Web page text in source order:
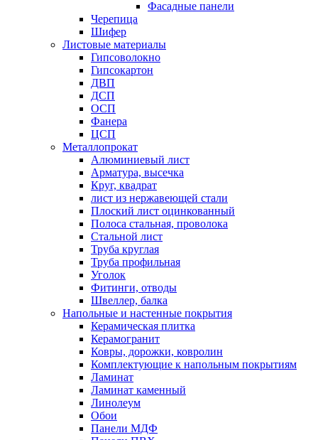
Фасадные панели
Черепица
Шифер
Листовые материалы
Гипсоволокно
Гипсокартон
ДВП
ДСП
ОСП
Фанера
ЦСП
Металлопрокат
Алюминиевый лист
Арматура, высечка
Круг, квадрат
лист из нержавеющей стали
Плоский лист оцинкованный
Полоса стальная, проволока
Стальной лист
Труба круглая
Труба профильная
Уголок
Фитинги, отводы
Швеллер, балка
Напольные и настенные покрытия
Керамическая плитка
Керамогранит
Ковры, дорожки, ковролин
Комплектующие к напольным покрытиям
Ламинат
Ламинат каменный
Линолеум
Обои
Панели МДФ